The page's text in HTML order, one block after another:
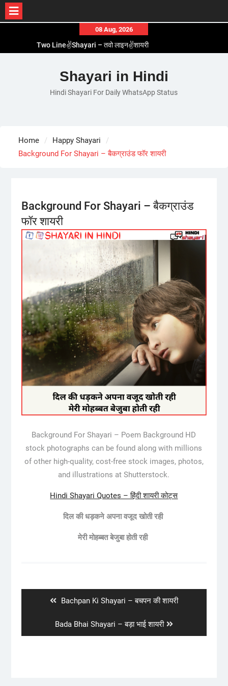
content
08 Aug, 2026
Two Line✌️Shayari – तवो लाइन✌️शायरी
Romantic Love😽Status – रोमांटिक लव😽स्टेटस
Love🥳Poetry In Hindi – लव🥳पोएट्री इन हिंदी
1 Line☝️Shayari In Hindi – १ लाइन☝️शायरी इन हिंदी
Shayari in Hindi
Hindi Shayari For Daily WhatsApp Status
Home
Happy Shayari
Background For Shayari – बैकग्राउंड फॉर शायरी
Background For Shayari – बैकग्राउंड
फॉर शायरी
Background For Shayari – Poem Background HD
stock photographs can be found along with millions
of other high-quality, cost-free stock images, photos,
and illustrations at Shutterstock.
Hindi Shayari Quotes – हिंदी शायरी कोट्स
दिल की धड़कने अपना वजूद खोती रही
मेरी मोहब्बत बेजुबा होती रही
Previous
Bachpan Ki Shayari – बचपन की शायरी
Next
post:
Bada Bhai Shayari – बड़ा भाई शायरी